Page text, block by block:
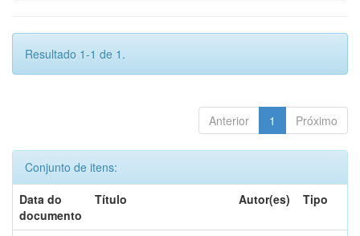
Resultado 1-1 de 1.
Anterior 1 Próximo
Conjunto de itens:
Data do
documento
Título Autor(es) Tipo